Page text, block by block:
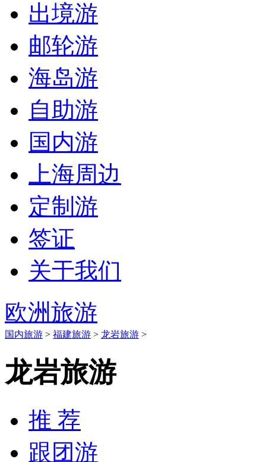
出境游
邮轮游
海岛游
自助游
国内游
上海周边
定制游
签证
关于我们
欧洲旅游
国内旅游 > 福建旅游 > 龙岩旅游 >
龙岩旅游
推 荐
跟团游